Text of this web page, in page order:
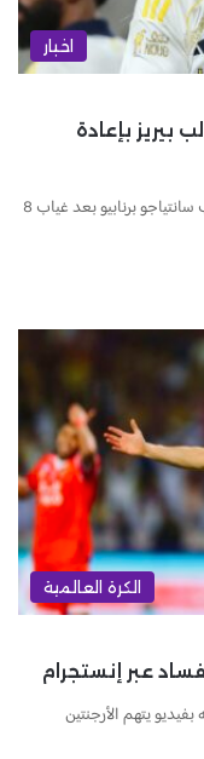
اخبار
بإعادة
بموافقة النصر.. هل يعود كريستيانو رونالدو إلى ملعب سانتياجو برنابيو بعد غياب 8
الكرة العالمية
عبر إنستجرام
يتهم الأرجنتين